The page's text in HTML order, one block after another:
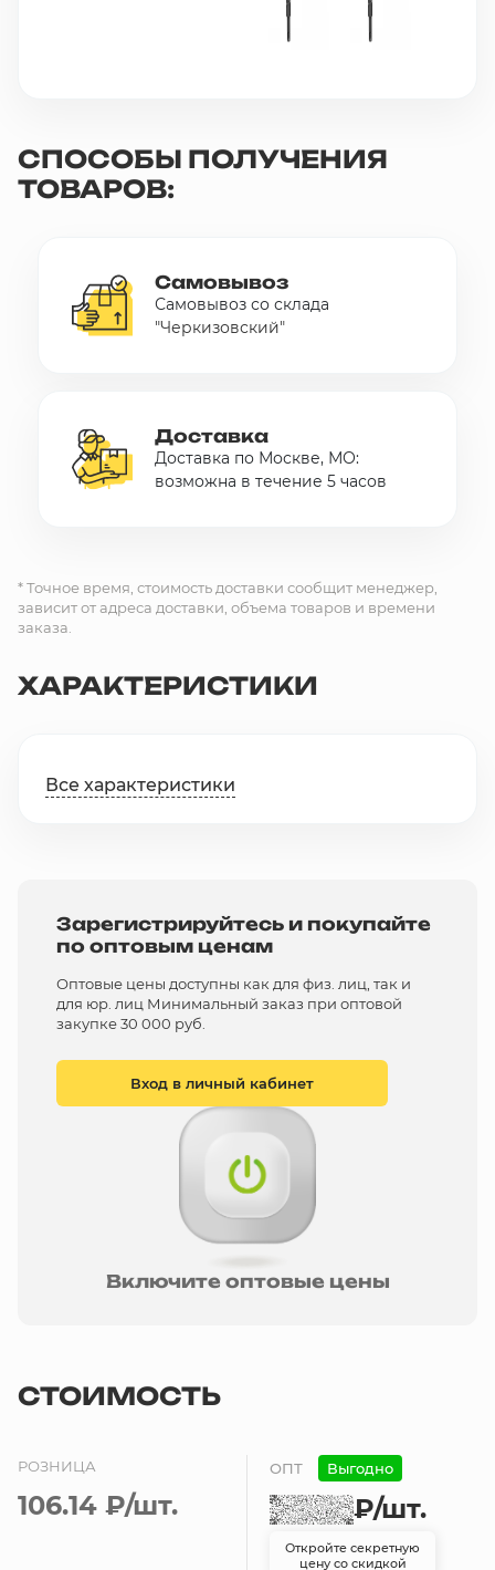
СПОСОБЫ ПОЛУЧЕНИЯ
ТОВАРОВ:
Самовывоз
Самовывоз со склада
"Черкизовский"
Доставка
Доставка по Москве, МО:
возможна в течение 5 часов
* Точное время, стоимость доставки сообщит менеджер,
зависит от адреса доставки, объема товаров и времени
заказа.
ХАРАКТЕРИСТИКИ
Все характеристики
Зарегистрируйтесь и покупайте
по оптовым ценам
Оптовые цены доступны как для физ. лиц, так и
для юр. лиц Минимальный заказ при оптовой
закупке 30 000 руб.
Вход в личный кабинет
Включите оптовые цены
СТОИМОСТЬ
РОЗНИЦА
106.14 ₽/шт.
ОПТ Выгодно
₽/шт.
Откройте секретную
цену со скидкой